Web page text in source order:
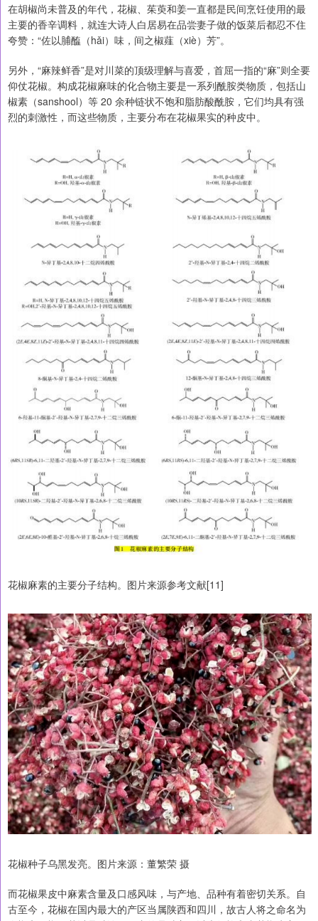
在胡椒尚未普及的年代，花椒、茱萸和姜一直都是民间烹饪使用的最
主要的香辛调料，就连大诗人白居易在品尝妻子做的饭菜后都忍不住
夸赞：“佐以脯醢（hǎi）味，间之椒薤（xiè）芳”。
另外，“麻辣鲜香”是对川菜的顶级理解与喜爱，首屈一指的“麻”则全要
仰仗花椒。构成花椒麻味的化合物主要是一系列酰胺类物质，包括山
椒素（sanshool）等 20 余种链状不饱和脂肪酸酰胺，它们均具有强
烈的刺激性，而这些物质，主要分布在花椒果实的种皮中。
花椒麻素的主要分子结构。图片来源参考文献[11]
花椒种子乌黑发亮。图片来源：董繁荣 摄
而花椒果皮中麻素含量及口感风味，与产地、品种有着密切关系。自
古至今，花椒在国内最大的产区当属陕西和四川，故古人将之命名为